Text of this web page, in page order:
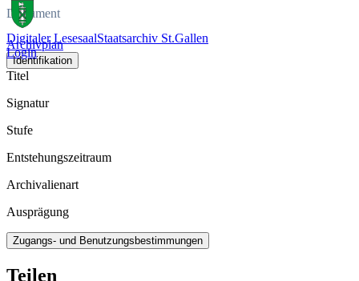
Digitaler LesesaalStaatsarchiv St.Gallen
Login
Dokument
Archivplan
Identifikation
Titel
Signatur
Stufe
Entstehungszeitraum
Archivalienart
Ausprägung
Zugangs- und Benutzungsbestimmungen
Teilen